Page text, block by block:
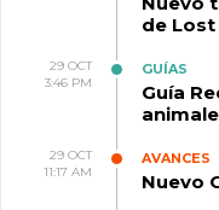
de Lost
29 OCT
3:46 PM
GUÍAS
Guía
29 OCT
11:17 AM
AVANCES
Nuevo